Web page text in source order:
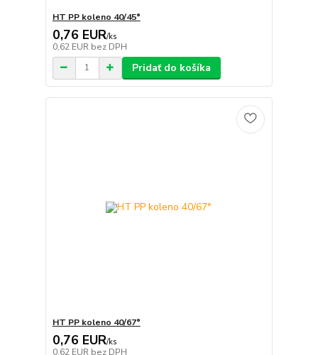
HT PP koleno 40/45°
0,76 EUR/ks
0,62 EUR bez DPH
Pridať do košíka
HT PP koleno 40/67°
0,76 EUR/ks
0,62 EUR bez DPH